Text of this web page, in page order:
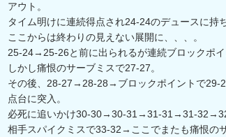
アウト。
タイム明けに連続得点され24-24のデュースに持
ここからは終わりの見えない展開に、、、。
25-24→25-26と前に出られるが連続ブロックポイ
しかし痛恨のサーブミスで27-27。
その後、28-27→28-28→ブロックポイントで
点台に突入。
必死に追いかけ30-30→30-31→31-31→31-
相手スパイクミスで33-32→ここでまたも痛恨の